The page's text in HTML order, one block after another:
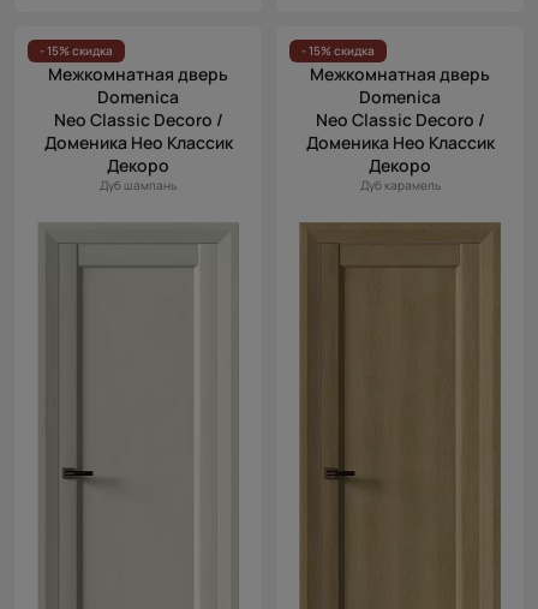
- 15% скидка
Межкомнатная дверь
Domenica
Neo Classic Decoro /
Доменика Нео Классик
Декоро
Дуб шампань
- 15% скидка
Межкомнатная дверь
Domenica
Neo Classic Decoro /
Доменика Нео Классик
Декоро
Дуб карамель